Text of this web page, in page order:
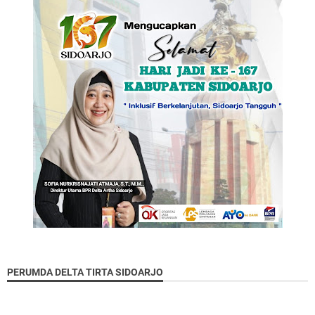
PERUMDA DELTA TIRTA SIDOARJO